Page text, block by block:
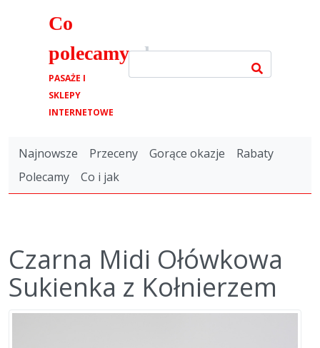
Co
polecamy.pl
PASAŻE I
SKLEPY
INTERNETOWE
Najnowsze Przeceny Gorące okazje
Rabaty
Polecamy
Co i jak
Czarna Midi Ołówkowa
Sukienka z Kołnierzem